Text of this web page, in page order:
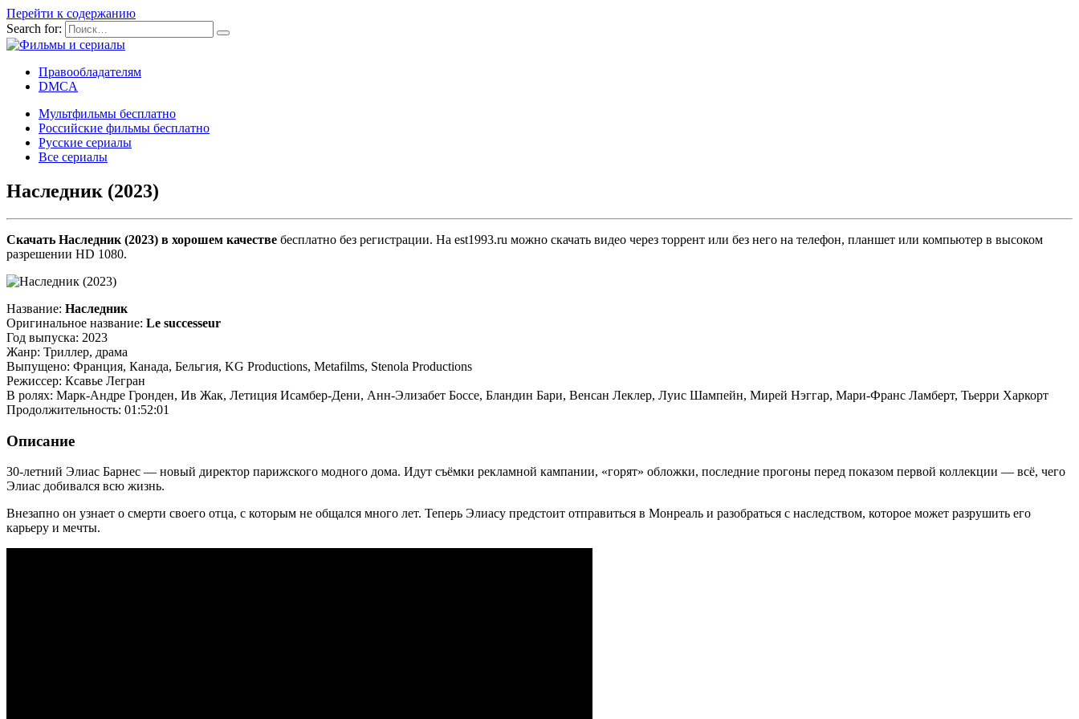
Перейти к содержанию
Search for:
Правообладателям
DMCA
Мультфильмы бесплатно
Российские фильмы бесплатно
Русские сериалы
Все сериалы
Наследник (2023)
Скачать Наследник (2023) в хорошем качестве бесплатно без регистрации. На est1993.ru можно скачать видео через торрент или без него на телефон, планшет или компьютер в высоком
разрешении HD 1080.
Название: Наследник
Оригинальное название: Le successeur
Год выпуска: 2023
Жанр: Триллер, драма
Выпущено: Франция, Канада, Бельгия, KG Productions, Metafilms, Stenola Productions
Режиссер: Ксавье Легран
В ролях: Марк-Андре Гронден, Ив Жак, Летиция Исамбер-Дени, Анн-Элизабет Боссе, Бландин Бари, Венсан Леклер, Луис Шампейн, Мирей Нэггар, Мари-Франс Ламберт, Тьерри Харкорт
Продолжительность: 01:52:01
Описание
30-летний Элиас Барнес — новый директор парижского модного дома. Идут съёмки рекламной кампании, «горят» обложки, последние прогоны перед показом первой коллекции — всё, чего
Элиас добивался всю жизнь.
Внезапно он узнает о смерти своего отца, с которым не общался много лет. Теперь Элиасу предстоит отправиться в Монреаль и разобраться с наследством, которое может разрушить его
карьеру и мечты.